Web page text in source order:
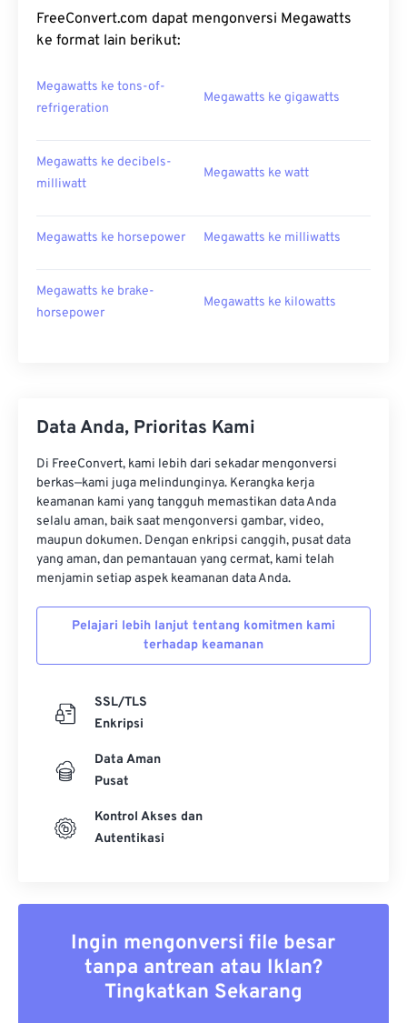
FreeConvert.com dapat mengonversi Megawatts
ke format lain berikut:
Megawatts ke tons-of-
refrigeration
Megawatts ke gigawatts
Megawatts ke decibels-
milliwatt
Megawatts ke watt
Megawatts ke horsepower Megawatts ke milliwatts
Megawatts ke brake-
horsepower
Megawatts ke kilowatts
Data Anda, Prioritas Kami
Di FreeConvert, kami lebih dari sekadar mengonversi
berkas—kami juga melindunginya. Kerangka kerja
keamanan kami yang tangguh memastikan data Anda
selalu aman, baik saat mengonversi gambar, video,
maupun dokumen. Dengan enkripsi canggih, pusat data
yang aman, dan pemantauan yang cermat, kami telah
menjamin setiap aspek keamanan data Anda.
Pelajari lebih lanjut tentang komitmen kami
terhadap keamanan
SSL/TLS
Enkripsi
Data Aman
Pusat
Kontrol Akses dan
Autentikasi
Ingin mengonversi file besar
tanpa antrean atau Iklan?
Tingkatkan Sekarang